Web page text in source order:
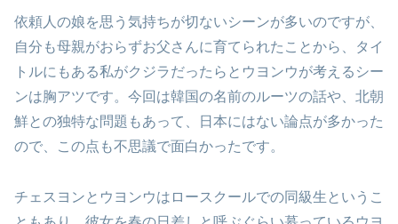
依頼人の娘を思う気持ちが切ないシーンが多いのですが、
自分も母親がおらずお父さんに育てられたことから、タイ
トルにもある私がクジラだったらとウヨンウが考えるシー
ンは胸アツです。今回は韓国の名前のルーツの話や、北朝
鮮との独特な問題もあって、日本にはない論点が多かった
ので、この点も不思議で面白かったです。
チェスヨンとウヨンウはロースクールでの同級生というこ